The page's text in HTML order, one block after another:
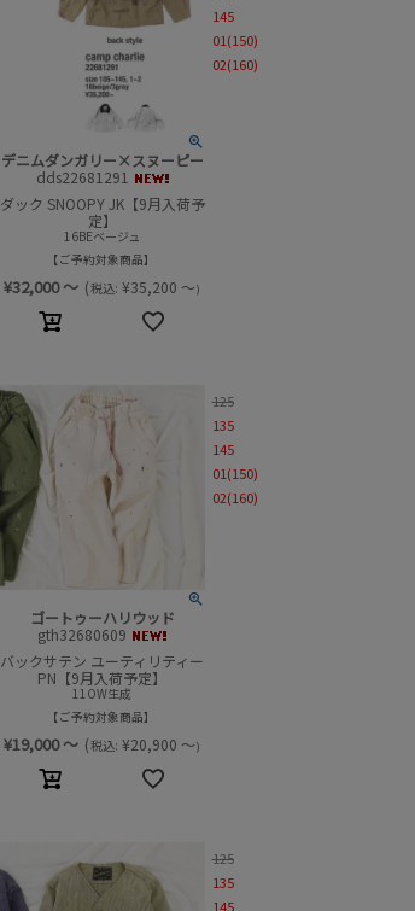
デニムダンガリー×スヌーピー
dds22681291
ダック SNOOPY JK【9月入荷予
定】
16BEベージュ
ご予約対象商品
¥32,000～ (税込: ¥35,200 ～)
145
01(150)
02(160)
ゴートゥーハリウッド
gth32680609
バックサテン ユーティリティー
PN【9月入荷予定】
11OW生成
ご予約対象商品
¥19,000～ (税込: ¥20,900 ～)
125
135
145
01(150)
02(160)
125
135
145